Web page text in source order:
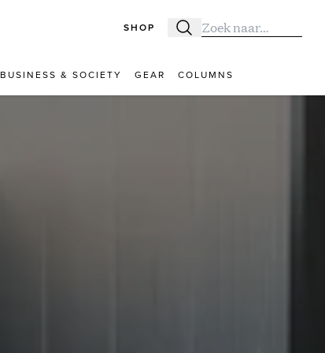
SHOP Zoeken
Zoek naar:
BUSINESS & SOCIETY GEAR COLUMNS